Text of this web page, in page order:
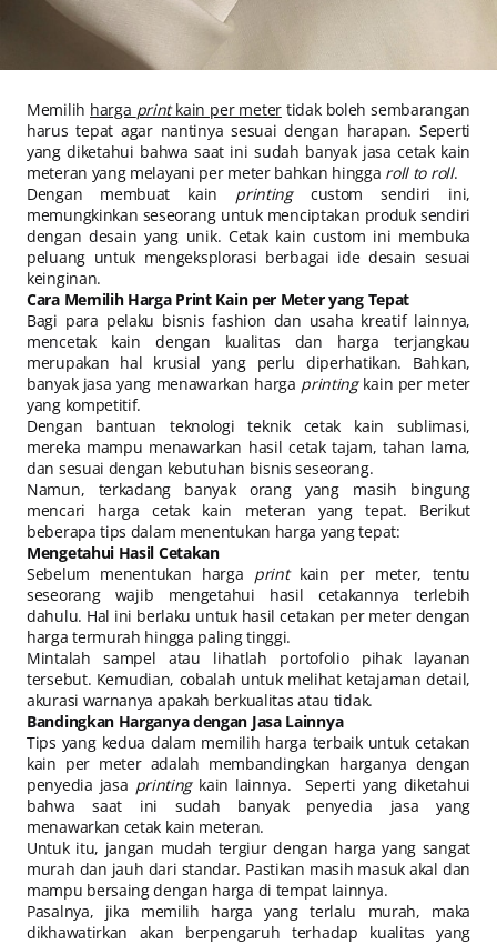
Memilih harga printkain per metertidak boleh sembarangan
harus tepat agar nantinya sesuai dengan harapan. Seperti
yang diketahui bahwa saat ini sudah banyak jasa cetak kain
meteran yang melayani per meter bahkan hingga roll to roll.
Dengan membuat kain printingcustom sendiri ini,
memungkinkan seseorang untuk menciptakan produk sendiri
dengan desain yang unik. Cetak kain custom ini membuka
peluang untuk mengeksplorasi berbagai ide desain sesuai
keinginan.
Cara Memilih Harga Print Kain per Meter yang Tepat
Bagi para pelaku bisnis fashion dan usaha kreatif lainnya,
mencetak kain dengan kualitas dan harga terjangkau
merupakan hal krusial yang perlu diperhatikan. Bahkan,
banyak jasa yang menawarkan harga printingkain per meter
yang kompetitif.
Dengan bantuan teknologi teknik cetak kain sublimasi,
mereka mampu menawarkan hasil cetak tajam, tahan lama,
dan sesuai dengan kebutuhan bisnis seseorang.
Namun, terkadang banyak orang yang masih bingung
mencari harga cetak kain meteran yang tepat. Berikut
beberapa tips dalam menentukan harga yang tepat:
Mengetahui Hasil Cetakan
Sebelum menentukan harga printkain per meter, tentu
seseorang wajib mengetahui hasil cetakannya terlebih
dahulu. Hal ini berlaku untuk hasil cetakan per meter dengan
harga termurah hingga paling tinggi.
Mintalah sampel atau lihatlah portofolio pihak layanan
tersebut. Kemudian, cobalah untuk melihat ketajaman detail,
akurasi warnanya apakah berkualitas atau tidak.
Bandingkan Harganya dengan Jasa Lainnya
Tips yang kedua dalam memilih harga terbaik untuk cetakan
kain per meter adalah membandingkan harganya dengan
penyedia jasa printingkain lainnya. Seperti yang diketahui
bahwa saat ini sudah banyak penyedia jasa yang
menawarkan cetak kain meteran.
Untuk itu, jangan mudah tergiur dengan harga yang sangat
murah dan jauh dari standar. Pastikan masih masuk akal dan
mampu bersaing dengan harga di tempat lainnya.
Pasalnya, jika memilih harga yang terlalu murah, maka
dikhawatirkan akan berpengaruh terhadap kualitas yang